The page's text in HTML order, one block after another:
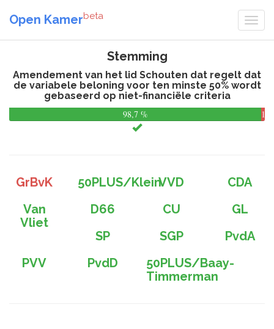
Open Kamerbeta
Stemming
Amendement van het lid Schouten dat regelt dat
de variabele beloning voor ten minste 50% wordt
gebaseerd op niet-financiële criteria
98,7 %
1,3
GrBvK 50PLUS/KleinVVD
CDA
Van
Vliet
D66 CU
GL
SP
SGP
PvdA
PVV
PvdD
50PLUS/Baay-
Timmerman